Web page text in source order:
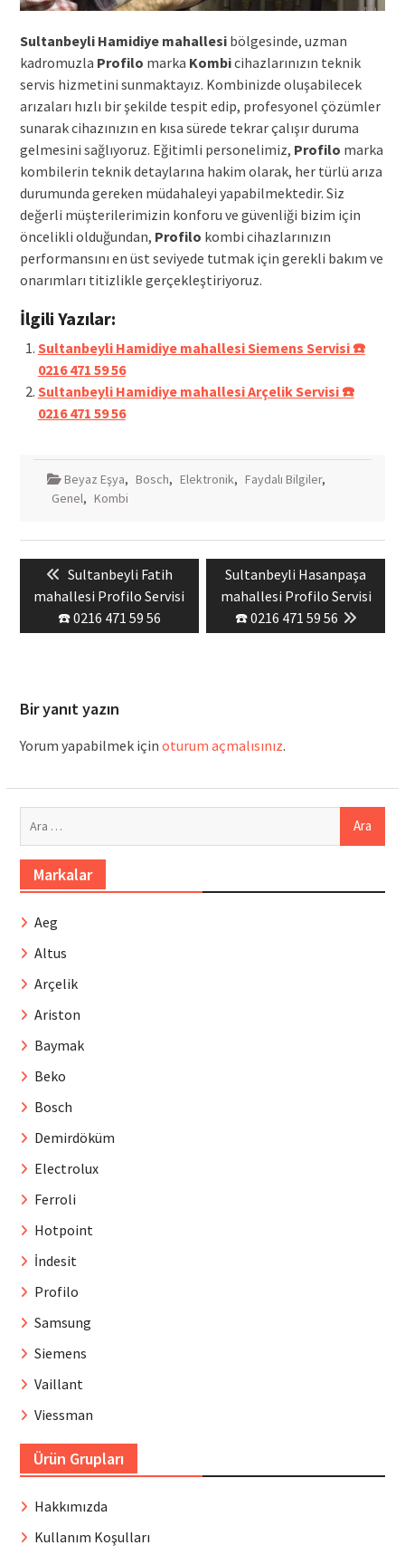
Sultanbeyli Hamidiye mahallesibölgesinde, uzman
kadromuzla Profilo marka Kombicihazlarınızın teknik
servis hizmetini sunmaktayız. Kombinizde oluşabilecek
arızaları hızlı bir şekilde tespit edip, profesyonel çözümler
sunarak cihazınızın en kısa sürede tekrar çalışır duruma
gelmesini sağlıyoruz. Eğitimli personelimiz, Profilo marka
kombilerin teknik detaylarına hakim olarak, her türlü arıza
durumunda gereken müdahaleyi yapabilmektedir. Siz
değerli müşterilerimizin konforu ve güvenliği bizim için
öncelikli olduğundan, Profilo kombi cihazlarınızın
performansını en üst seviyede tutmak için gerekli bakım ve
onarımları titizlikle gerçekleştiriyoruz.
İlgili Yazılar:
Sultanbeyli Hamidiye mahallesi Siemens Servisi ☎️
0216 471 59 56
Sultanbeyli Hamidiye mahallesi Arçelik Servisi ☎️
0216 471 59 56
Beyaz Eşya, Bosch, Elektronik, Faydalı Bilgiler,
Genel, Kombi
gezinmesi
Previous
post:
Sultanbeyli Fatih
mahallesi Profilo Servisi
☎️ 0216 471 59 56
Next
post:
Sultanbeyli Hasanpaşa
mahallesi Profilo Servisi
☎️ 0216 471 59 56
Bir yanıt yazın
Yorum yapabilmek için oturum açmalısınız.
Markalar
Aeg
Altus
Arçelik
Ariston
Baymak
Beko
Bosch
Demirdöküm
Electrolux
Ferroli
Hotpoint
İndesit
Profilo
Samsung
Siemens
Vaillant
Viessman
Ürün Grupları
Hakkımızda
Kullanım Koşulları